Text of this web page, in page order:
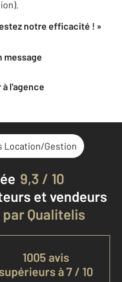
notre efficacité ! »
message
à l'agence
Location/Gestion
9,3 / 10
et vendeurs
Qualitelis
1005 avis
supérieurs à 7 / 10